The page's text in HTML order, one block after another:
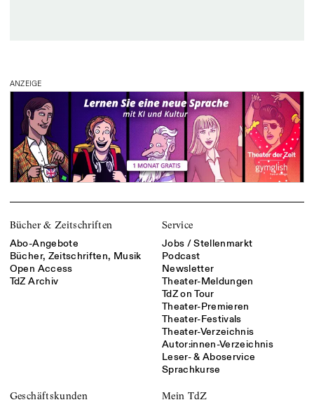
ANZEIGE
Bücher & Zeitschriften
Abo-Angebote
Bücher, Zeitschriften, Musik
Open Access
TdZ Archiv
Service
Jobs / Stellenmarkt
Podcast
Newsletter
Theater-Meldungen
TdZ on Tour
Theater-Premieren
Theater-Festivals
Theater-Verzeichnis
Autor:innen-Verzeichnis
Leser- & Aboservice
Sprachkurse
Geschäftskunden Mein TdZ